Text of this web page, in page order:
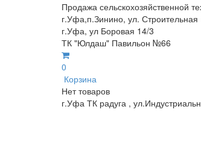
Продажа сельскохозяйственной
г.Уфа,п.Зинино, ул. Строительная
г.Уфа, ул Боровая 14/3
ТК "Юлдаш" Павильон №66
0
Корзина
Нет товаров
г.Уфа ТК радуга ,